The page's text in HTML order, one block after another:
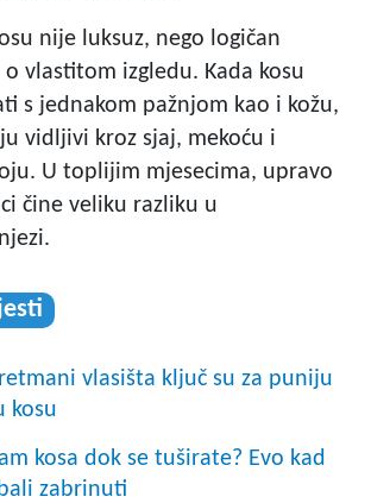
nije luksuz, nego logičan
vlastitom izgledu. Kada kosu
s jednakom pažnjom kao i kožu,
vidljivi kroz sjaj, mekoću i
U toplijim mjesecima, upravo
čine veliku razliku u
vlasišta ključ su za puniju
kosu
kosa dok se tuširate? Evo kad
zabrinuti